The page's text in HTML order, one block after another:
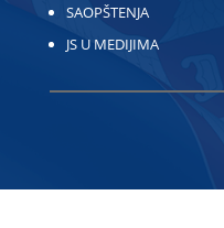
SAOPŠTENJA
JS U MEDIJIMA